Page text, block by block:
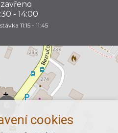
zavřeno
- 14:00
11:15 - 11:45
cookies